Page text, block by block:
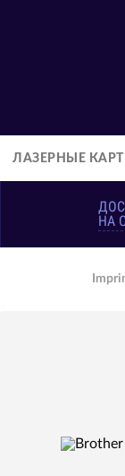
ЛАЗЕРНЫЕ
НА